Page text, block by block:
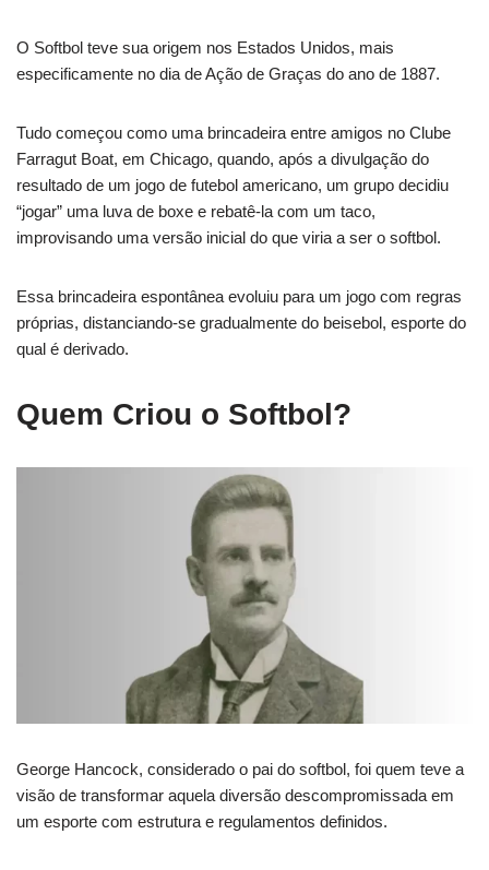
O Softbol teve sua origem nos Estados Unidos, mais
especificamente no dia de Ação de Graças do ano de 1887.
Tudo começou como uma brincadeira entre amigos no Clube
Farragut Boat, em Chicago, quando, após a divulgação do
resultado de um jogo de futebol americano, um grupo decidiu
“jogar” uma luva de boxe e rebatê-la com um taco,
improvisando uma versão inicial do que viria a ser o softbol.
Essa brincadeira espontânea evoluiu para um jogo com regras
próprias, distanciando-se gradualmente do beisebol, esporte do
qual é derivado.
Quem Criou o Softbol?
George Hancock, considerado o pai do softbol, foi quem teve a
visão de transformar aquela diversão descompromissada em
um esporte com estrutura e regulamentos definidos.